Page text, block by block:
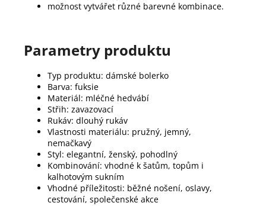
možnost vytvářet různé barevné kombinace.
Parametry produktu
Typ produktu: dámské bolerko
Barva: fuksie
Materiál: mléčné hedvábí
Střih: zavazovací
Rukáv: dlouhý rukáv
Vlastnosti materiálu: pružný, jemný,
nemačkavý
Styl: elegantní, ženský, pohodlný
Kombinování: vhodné k šatům, topům i
kalhotovým sukním
Vhodné příležitosti: běžné nošení, oslavy,
cestování, společenské akce